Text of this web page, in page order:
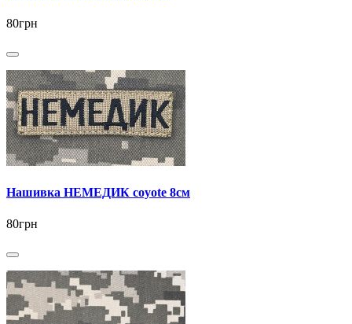
80грн
Нашивка НЕМЕДИК coyote 8см
80грн